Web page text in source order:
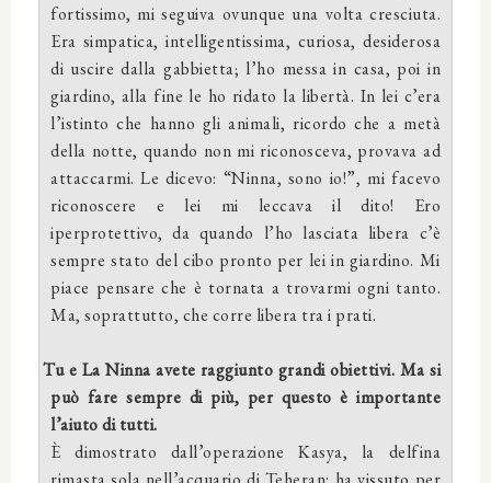
fortissimo, mi seguiva ovunque una volta cresciuta.
Era simpatica, intelligentissima, curiosa, desiderosa
di uscire dalla gabbietta; l’ho messa in casa, poi in
giardino, alla fine le ho ridato la libertà. In lei c’era
l’istinto che hanno gli animali, ricordo che a metà
della notte, quando non mi riconosceva, provava ad
attaccarmi. Le dicevo: “Ninna, sono io!”, mi facevo
riconoscere e lei mi leccava il dito! Ero
iperprotettivo, da quando l’ho lasciata libera c’è
sempre stato del cibo pronto per lei in giardino. Mi
piace pensare che è tornata a trovarmi ogni tanto.
Ma, soprattutto, che corre libera tra i prati.
Tu e La Ninna avete raggiunto grandi obiettivi. Ma si
può fare sempre di più, per questo è importante
l’aiuto di tutti.
È dimostrato dall’operazione Kasya, la delfina